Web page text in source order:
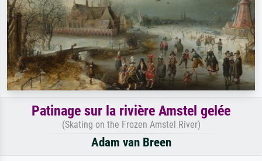
Patinage sur la rivière Amstel gelée
(Skating on the Frozen Amstel River)
Adam van Breen